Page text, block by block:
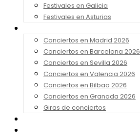
Festivales en Galicia
Festivales en Asturias
Conciertos en Madrid 2026
Conciertos en Barcelona 2026
Conciertos en Sevilla 2026
Conciertos en Valencia 2026
Conciertos en Bilbao 2026
Conciertos en Granada 2026
Giras de conciertos